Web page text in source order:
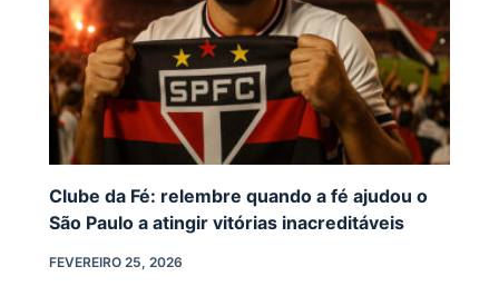
Clube da Fé: relembre quando a fé ajudou o
São Paulo a atingir vitórias inacreditáveis
FEVEREIRO 25, 2026